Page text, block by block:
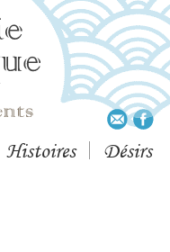
Histoires Désirs